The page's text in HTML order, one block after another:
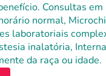
Consultas
normal,
laboratoriais
inalatória,
da raça ou idade.